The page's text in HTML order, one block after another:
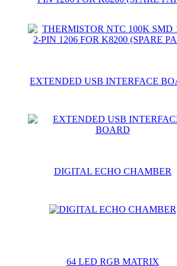
EXTENDED USB INTERFACE
DIGITAL ECHO CHAMBER
64 LED RGB MATRIX